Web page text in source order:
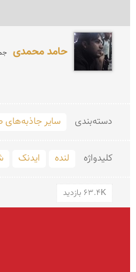
حامد محمدی جمعه 25
دسته‌بندی سایر جاذبه‌های
کلید‌واژه لنده ایدنک
63.4K بازدید